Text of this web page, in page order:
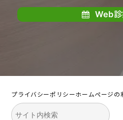
Web
プライバシーポリシーホームページの
検